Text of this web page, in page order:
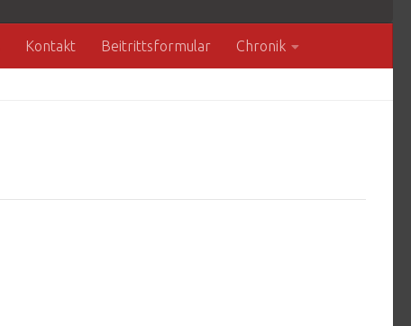
Kontakt Beitrittsformular Chronik